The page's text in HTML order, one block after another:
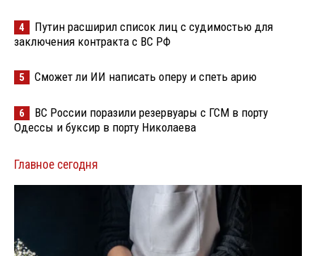
4
Путин расширил список лиц с судимостью для
заключения контракта с ВС РФ
5 Сможет ли ИИ написать оперу и спеть арию
6
ВС России поразили резервуары с ГСМ в порту
Одессы и буксир в порту Николаева
Главное сегодня